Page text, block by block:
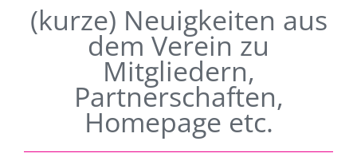
(kurze) Neuigkeiten aus
dem Verein zu
Mitgliedern,
Partnerschaften,
Homepage etc.